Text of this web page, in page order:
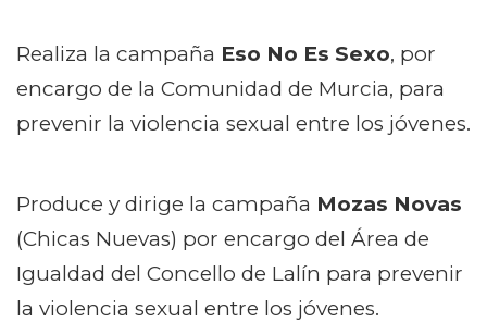
Realiza la campaña Eso No Es Sexo, por
encargo de la Comunidad de Murcia, para
prevenir la violencia sexual entre los jóvenes.
Produce y dirige la campaña Mozas Novas
(Chicas Nuevas) por encargo del Área de
Igualdad del Concello de Lalín para prevenir
la violencia sexual entre los jóvenes.